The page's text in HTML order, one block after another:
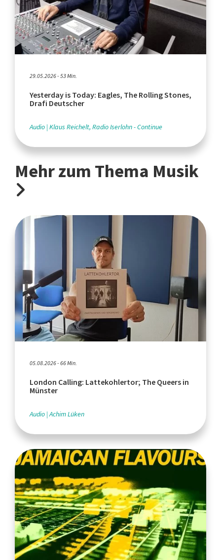
29.05.2026 - 53 Min.
Yesterday is Today: Eagles, The Rolling Stones,
Drafi Deutscher
Audio Klaus Reichelt, Radio Iserlohn - Continue
Mehr zum Thema Musik
05.08.2026 - 66 Min.
London Calling: Lattekohlertor; The Queers in
Münster
Audio Achim Lüken